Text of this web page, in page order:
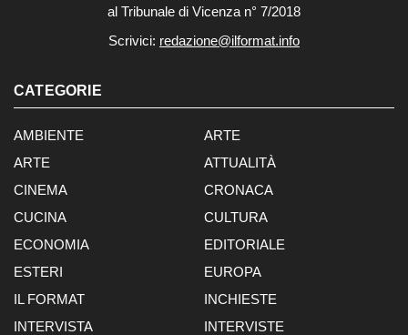
al Tribunale di Vicenza n° 7/2018
Scrivici: redazione@ilformat.info
CATEGORIE
AMBIENTE
ARTE
ARTE
ATTUALITÀ
CINEMA
CRONACA
CUCINA
CULTURA
ECONOMIA
EDITORIALE
ESTERI
EUROPA
IL FORMAT
INCHIESTE
INTERVISTA
INTERVISTE